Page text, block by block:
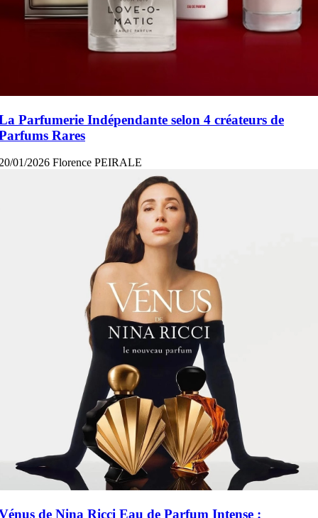
Parfumerie Indépendante selon 4 créateurs de
Rares
01/2026 Florence PEIRALE
de Nina Ricci Eau de Parfum Intense :